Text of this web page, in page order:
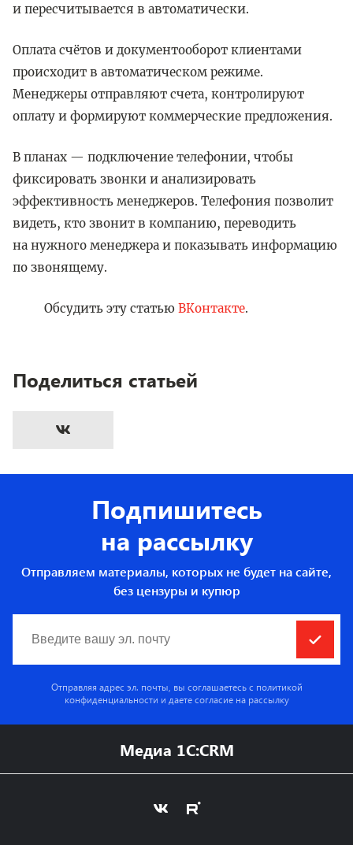
и пересчитывается в автоматически.
Оплата счётов и документооборот клиентами
происходит в автоматическом режиме.
Менеджеры отправляют счета, контролируют
оплату и формируют коммерческие предложения.
В планах — подключение телефонии, чтобы
фиксировать звонки и анализировать
эффективность менеджеров. Телефония позволит
видеть, кто звонит в компанию, переводить
на нужного менеджера и показывать информацию
по звонящему.
Обсудить эту статью ВКонтакте.
Поделиться статьей
Подпишитесь
на рассылку
Отправляем материалы, которых не будет на сайте,
без цензуры и купюр
Отправляя адрес эл. почты, вы соглашаетесь с политикой
конфиденциальности и даете согласие на рассылку
Медиа 1C:CRM